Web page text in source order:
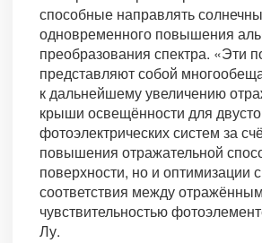
способные направлять
одновременного повышения
преобразования спектра. «Эти
представляют собой
к дальнейшему увеличению
крыши освещённости для
фотоэлектрических систем за
повышения отражательной
поверхности, но и оптимизации
соответствия между
чувствительностью
Лу.